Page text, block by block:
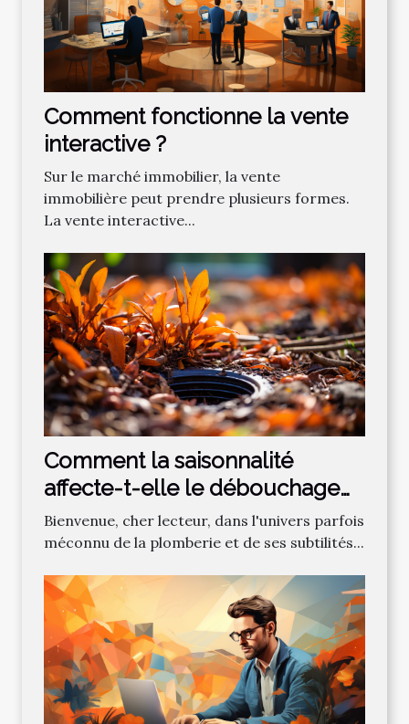
Comment fonctionne la vente
interactive ?
Sur le marché immobilier, la vente
immobilière peut prendre plusieurs formes.
La vente interactive...
Comment la saisonnalité
affecte-t-elle le débouchage
des canalisations?
Bienvenue, cher lecteur, dans l'univers parfois
méconnu de la plomberie et de ses subtilités...